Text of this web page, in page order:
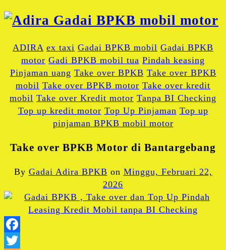
ADIRA ex taxi Gadai BPKB mobil Gadai BPKB
motor Gadi BPKB mobil tua Pindah keasing
Pinjaman uang Take over BPKB Take over BPKB
mobil Take over BPKB motor Take over kredit
mobil Take over Kredit motor Tanpa BI Checking
Top up kredit motor Top Up Pinjaman Top up
pinjaman BPKB mobil motor
Take over BPKB Motor di Bantargebang
By Gadai Adira BPKB on Minggu, Februari 22,
2026